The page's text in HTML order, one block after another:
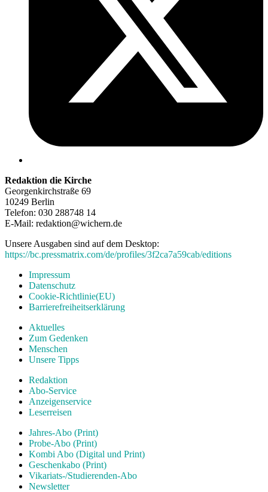
Redaktion die Kirche
Georgenkirchstraße 69
10249 Berlin
Telefon: 030 288748 14
E-Mail: redaktion@wichern.de
Unsere Ausgaben sind auf dem Desktop:
https://bc.pressmatrix.com/de/profiles/3f2ca7a59cab/editions
Impressum
Datenschutz
Cookie-Richtlinie(EU)
Barrierefreiheitserklärung
Aktuelles
Zum Gedenken
Menschen
Unsere Tipps
Redaktion
Abo-Service
Anzeigenservice
Leserreisen
Jahres-Abo (Print)
Probe-Abo (Print)
Kombi Abo (Digital und Print)
Geschenkabo (Print)
Vikariats-/Studierenden-Abo
Newsletter